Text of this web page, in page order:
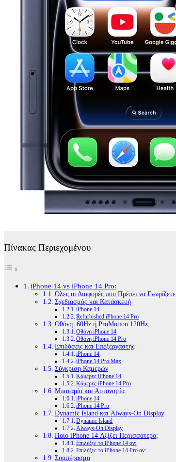
Πίνακας Περιεχομένου
iPhone 14 vs iPhone 14 Pro:
Όλες οι Διαφορές που Πρέπει να Γνωρίζετε
Σχεδιασμός και Κατασκευή
iPhone 14
Refurbished iPhone 14 Pro
Οθόνη: 60Hz ή ProMotion 120Hz;
Οθόνη iPhone 14
Οθόνη iPhone 14 Pro
Επιδόσεις και Επεξεργαστής
iPhone 14
iPhone 14 Pro Max
Σύγκριση Καμερών
Κάμερες iPhone 14
Κάμερες iPhone 14 Pro
Μπαταρία και Αυτονομία
iPhone 14
iPhone 14 Pro
Dynamic Island και Always-On Display
Dynamic Island
Always-On Display
Ποιο iPhone 14 Αξίζει Περισσότερο;
Επιλέξτε το iPhone 14 αν:
Επιλέξτε το iPhone 14 Pro αν:
Συμπέρασμα